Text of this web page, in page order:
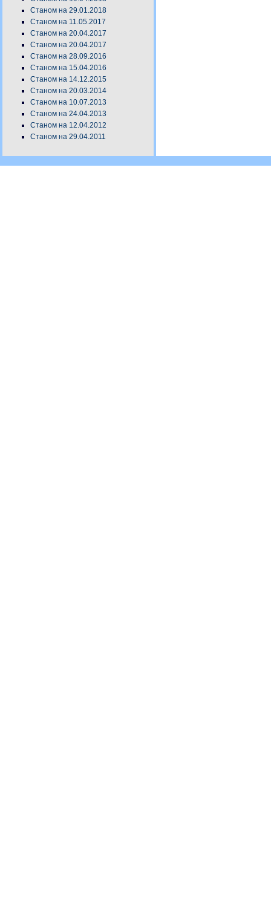
Станом на 29.01.2018
Станом на 11.05.2017
Станом на 20.04.2017
Станом на 20.04.2017
Станом на 28.09.2016
Станом на 15.04.2016
Станом на 14.12.2015
Станом на 20.03.2014
Станом на 10.07.2013
Станом на 24.04.2013
Станом на 12.04.2012
Станом на 29.04.2011